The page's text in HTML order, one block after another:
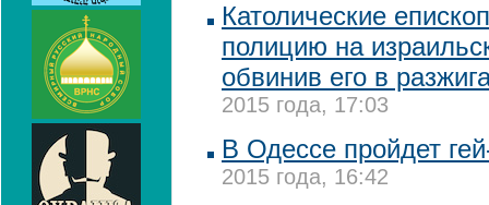
Католические
полицию на
обвинив его в
2015 года, 17:03
В Одессе пройдет
2015 года, 16:42